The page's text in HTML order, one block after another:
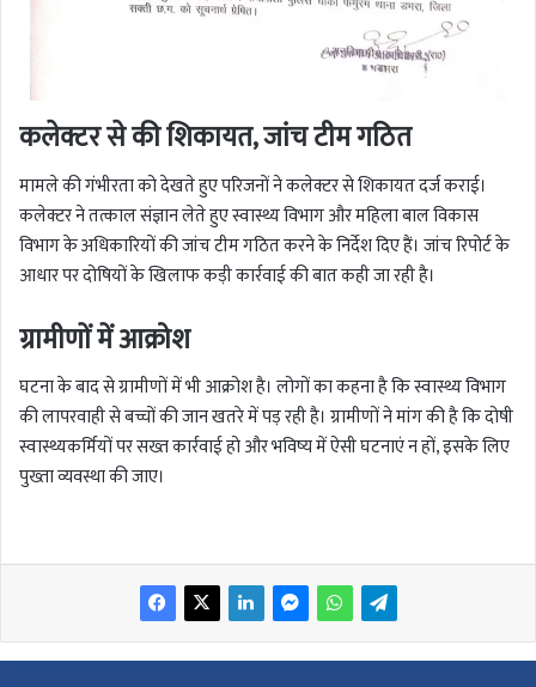
कलेक्टर से की शिकायत, जांच टीम गठित
मामले की गंभीरता को देखते हुए परिजनों ने कलेक्टर से शिकायत दर्ज कराई।
कलेक्टर ने तत्काल संज्ञान लेते हुए स्वास्थ्य विभाग और महिला बाल विकास
विभाग के अधिकारियों की जांच टीम गठित करने के निर्देश दिए हैं। जांच रिपोर्ट के
आधार पर दोषियों के खिलाफ कड़ी कार्रवाई की बात कही जा रही है।
ग्रामीणों में आक्रोश
घटना के बाद से ग्रामीणों में भी आक्रोश है। लोगों का कहना है कि स्वास्थ्य विभाग
की लापरवाही से बच्चों की जान खतरे में पड़ रही है। ग्रामीणों ने मांग की है कि दोषी
स्वास्थ्यकर्मियों पर सख्त कार्रवाई हो और भविष्य में ऐसी घटनाएं न हों, इसके लिए
पुख्ता व्यवस्था की जाए।